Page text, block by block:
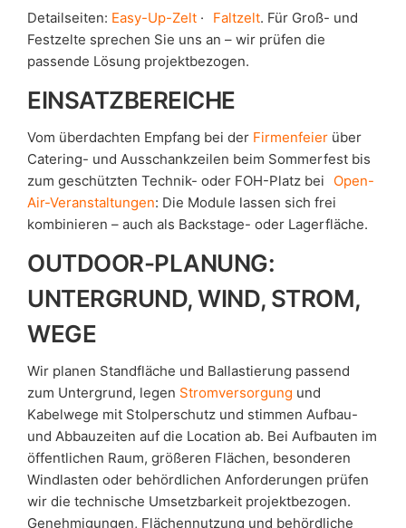
Detailseiten: Easy-Up-Zelt · Faltzelt. Für Groß- und
Festzelte sprechen Sie uns an – wir prüfen die
passende Lösung projektbezogen.
EINSATZBEREICHE
Vom überdachten Empfang bei der Firmenfeier über
Catering- und Ausschankzeilen beim Sommerfest bis
zum geschützten Technik- oder FOH-Platz bei
Open-
Air-Veranstaltungen: Die Module lassen sich frei
kombinieren – auch als Backstage- oder Lagerfläche.
OUTDOOR-PLANUNG:
UNTERGRUND, WIND, STROM,
WEGE
Wir planen Standfläche und Ballastierung passend
zum Untergrund, legen Stromversorgung und
Kabelwege mit Stolperschutz und stimmen Aufbau-
und Abbauzeiten auf die Location ab. Bei Aufbauten im
öffentlichen Raum, größeren Flächen, besonderen
Windlasten oder behördlichen Anforderungen prüfen
wir die technische Umsetzbarkeit projektbezogen.
Genehmigungen, Flächennutzung und behördliche